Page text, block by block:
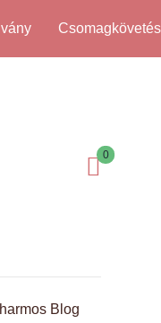
Csomagkövetés
0
Blog